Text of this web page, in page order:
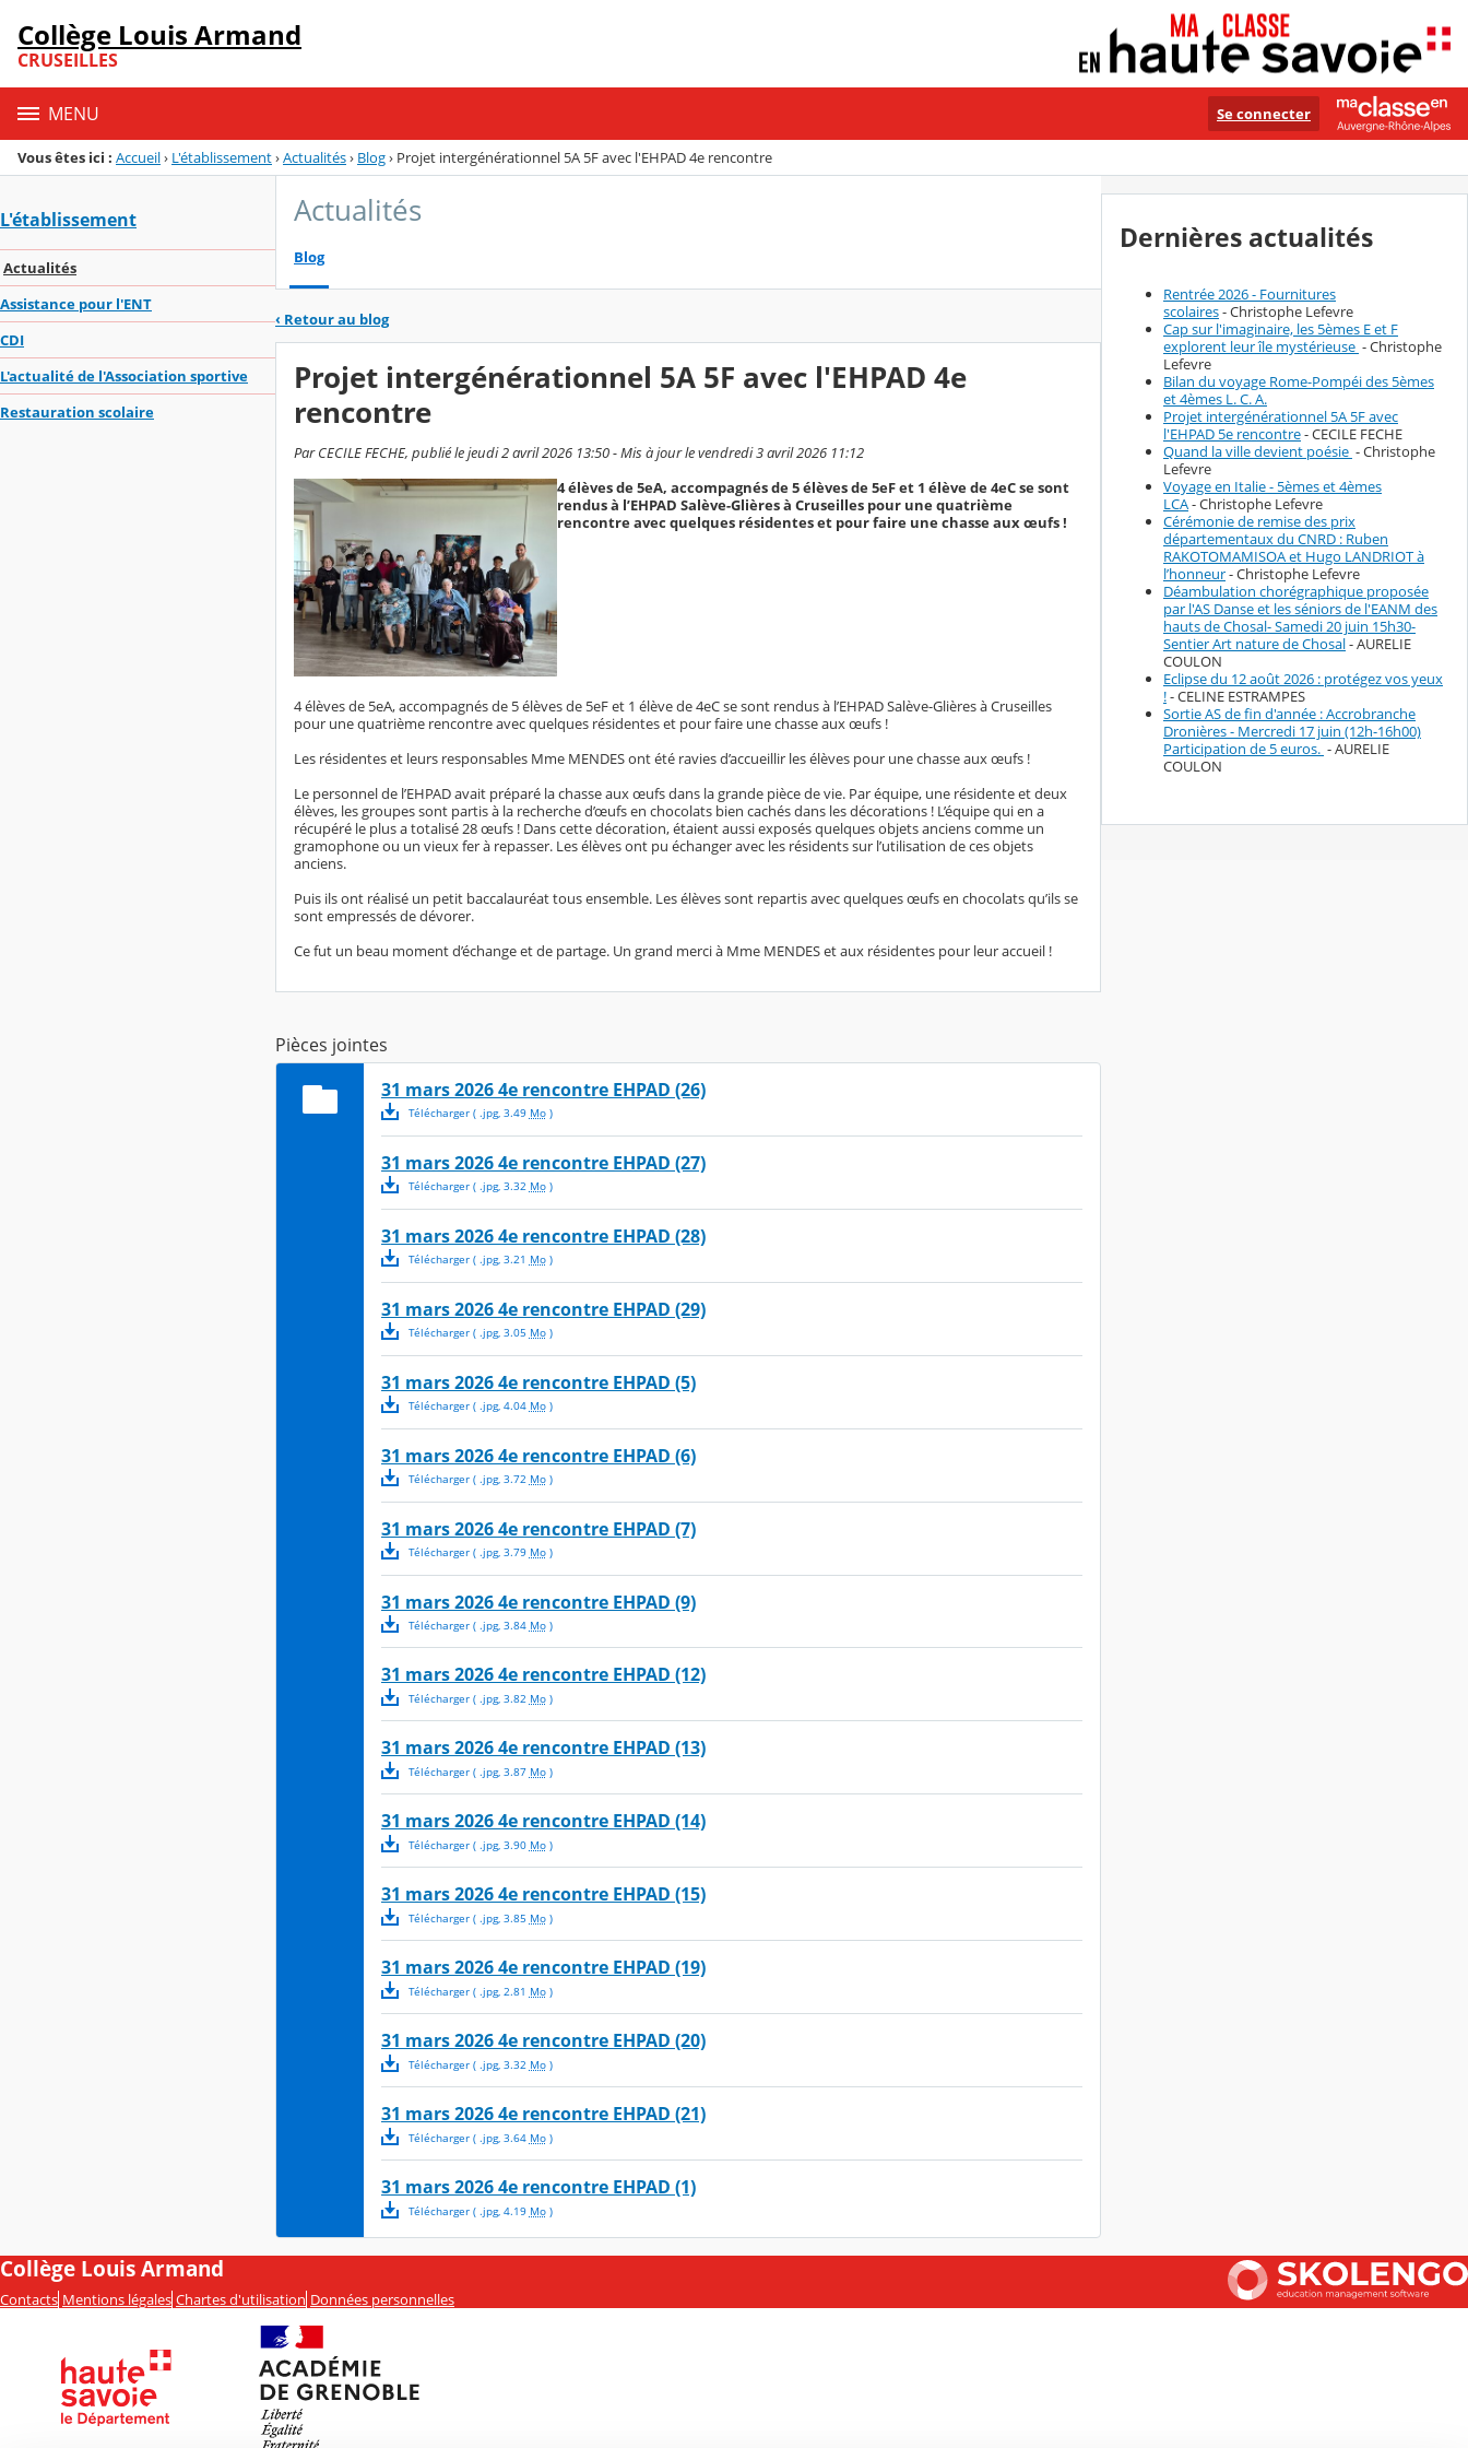
Menu de la rubrique
Contenu
Collège Louis Armand
CRUSEILLES
MENU Se connecter
Vous êtes ici : Accueil› L'établissement›Actualités› Blog› Projet intergénérationnel 5A 5F avec l'EHPAD 4e rencontre
L'établissement
Actualités
Assistance pour l'ENT
CDI
L'actualité de l'Association sportive
Restauration scolaire
Actualités
Blog
‹ Retour au blog
Projet intergénérationnel 5A 5F avec l'EHPAD 4e
rencontre
Par CECILE FECHE, publié le jeudi 2 avril 2026 13:50 - Mis à jour le vendredi 3 avril 2026 11:12
4 élèves de 5eA, accompagnés de 5 élèves de 5eF et 1 élève de 4eC se sont
rendus à l’EHPAD Salève-Glières à Cruseilles pour une quatrième
rencontre avec quelques résidentes et pour faire une chasse aux œufs !
4 élèves de 5eA, accompagnés de 5 élèves de 5eF et 1 élève de 4eC se sont rendus à l’EHPAD Salève-Glières à Cruseilles
pour une quatrième rencontre avec quelques résidentes et pour faire une chasse aux œufs !
Les résidentes et leurs responsables Mme MENDES ont été ravies d’accueillir les élèves pour une chasse aux œufs !
Le personnel de l’EHPAD avait préparé la chasse aux œufs dans la grande pièce de vie. Par équipe, une résidente et deux
élèves, les groupes sont partis à la recherche d’œufs en chocolats bien cachés dans les décorations ! L’équipe qui en a
récupéré le plus a totalisé 28 œufs ! Dans cette décoration, étaient aussi exposés quelques objets anciens comme un
gramophone ou un vieux fer à repasser. Les élèves ont pu échanger avec les résidents sur l’utilisation de ces objets
anciens.
Puis ils ont réalisé un petit baccalauréat tous ensemble. Les élèves sont repartis avec quelques œufs en chocolats qu’ils se
sont empressés de dévorer.
Ce fut un beau moment d’échange et de partage. Un grand merci à Mme MENDES et aux résidentes pour leur accueil !
Pièces jointes
31 mars 2026 4e rencontre EHPAD (26)
Télécharger( .jpg, 3.49 Mo)
31 mars 2026 4e rencontre EHPAD (27)
Télécharger( .jpg, 3.32 Mo)
31 mars 2026 4e rencontre EHPAD (28)
Télécharger( .jpg, 3.21 Mo)
31 mars 2026 4e rencontre EHPAD (29)
Télécharger( .jpg, 3.05 Mo)
31 mars 2026 4e rencontre EHPAD (5)
Télécharger( .jpg, 4.04 Mo)
31 mars 2026 4e rencontre EHPAD (6)
Télécharger( .jpg, 3.72 Mo)
31 mars 2026 4e rencontre EHPAD (7)
Télécharger( .jpg, 3.79 Mo)
31 mars 2026 4e rencontre EHPAD (9)
Télécharger( .jpg, 3.84 Mo)
31 mars 2026 4e rencontre EHPAD (12)
Télécharger( .jpg, 3.82 Mo)
31 mars 2026 4e rencontre EHPAD (13)
Télécharger( .jpg, 3.87 Mo)
31 mars 2026 4e rencontre EHPAD (14)
Télécharger( .jpg, 3.90 Mo)
31 mars 2026 4e rencontre EHPAD (15)
Télécharger( .jpg, 3.85 Mo)
31 mars 2026 4e rencontre EHPAD (19)
Télécharger( .jpg, 2.81 Mo)
31 mars 2026 4e rencontre EHPAD (20)
Télécharger( .jpg, 3.32 Mo)
31 mars 2026 4e rencontre EHPAD (21)
Télécharger( .jpg, 3.64 Mo)
31 mars 2026 4e rencontre EHPAD (1)
Télécharger( .jpg, 4.19 Mo)
Dernières actualités
Rentrée 2026 - Fournitures
scolaires- Christophe Lefevre
Cap sur l'imaginaire, les 5èmes E et F
explorent leur île mystérieuse - Christophe
Lefevre
Bilan du voyage Rome-Pompéi des 5èmes
et 4èmes L. C. A.
Projet intergénérationnel 5A 5F avec
l'EHPAD 5e rencontre- CECILE FECHE
Quand la ville devient poésie - Christophe
Lefevre
Voyage en Italie - 5èmes et 4èmes
LCA- Christophe Lefevre
Cérémonie de remise des prix
départementaux du CNRD : Ruben
RAKOTOMAMISOA et Hugo LANDRIOT à
l’honneur- Christophe Lefevre
Déambulation chorégraphique proposée
par l'AS Danse et les séniors de l'EANM des
hauts de Chosal- Samedi 20 juin 15h30-
Sentier Art nature de Chosal- AURELIE
COULON
Eclipse du 12 août 2026 : protégez vos yeux
!- CELINE ESTRAMPES
Sortie AS de fin d'année : Accrobranche
Dronières - Mercredi 17 juin (12h-16h00)
Participation de 5 euros. - AURELIE
COULON
Collège Louis Armand
Contacts Mentions légales Chartes d'utilisation Données personnelles